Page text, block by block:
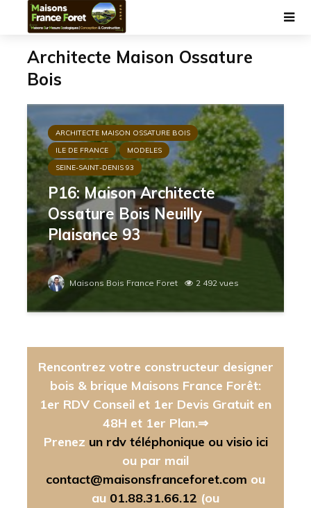
Architecte Maison Ossature
Bois
ARCHITECTE MAISON OSSATURE BOIS
ILE DE FRANCE
MODELES
SEINE-SAINT-DENIS 93
P16: Maison Architecte
Ossature Bois Neuilly
Plaisance 93
Maisons Bois France Foret 2 492 vues
Rencontrez votre constructeur designer
bois & brique Maisons France Forêt:
1er RDV Conseil et 1er Devis Gratuit en
48H et 1er Plan.⇒
Prenez un rdv téléphonique ou visio ici
ou par mail
contact@maisonsfranceforet.com ou
au 01.88.31.66.12 (ou